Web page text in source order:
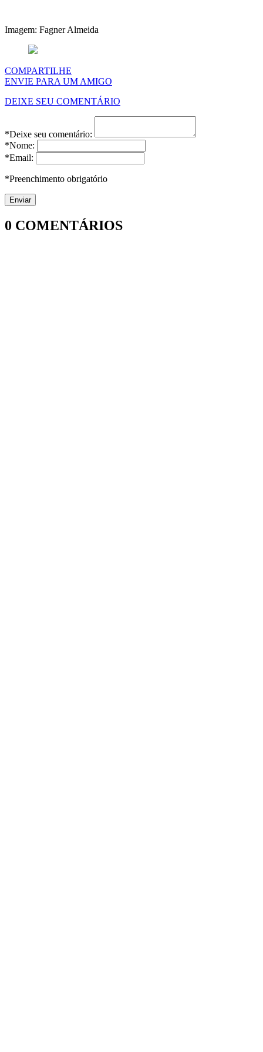
Imagem: Fagner Almeida
COMPARTILHE
ENVIE PARA UM AMIGO
DEIXE SEU COMENTÁRIO
*Deixe seu comentário:
*Nome:
*Email:
*Preenchimento obrigatório
0 COMENTÁRIOS